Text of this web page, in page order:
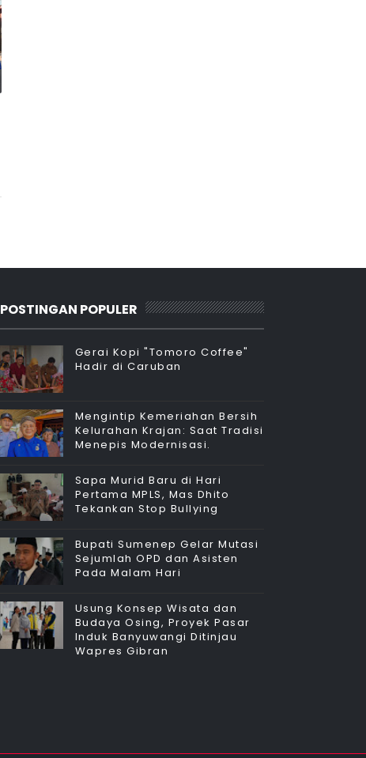
POSTINGAN POPULER
Gerai Kopi "Tomoro Coffee"
Hadir di Caruban
Mengintip Kemeriahan Bersih
Kelurahan Krajan: Saat Tradisi
Menepis Modernisasi.
Sapa Murid Baru di Hari
Pertama MPLS, Mas Dhito
Tekankan Stop Bullying
Bupati Sumenep Gelar Mutasi
Sejumlah OPD dan Asisten
Pada Malam Hari
Usung Konsep Wisata dan
Budaya Osing, Proyek Pasar
Induk Banyuwangi Ditinjau
Wapres Gibran